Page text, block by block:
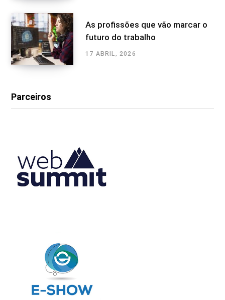
As profissões que vão marcar o
futuro do trabalho
17 ABRIL, 2026
Parceiros